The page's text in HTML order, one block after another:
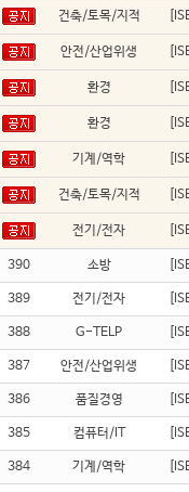
건축/토목/지적
안전/산업위생
환경
환경
기계/역학
건축/토목/지적
전기/전자
390 소방
389 전기/전자
388 G-TELP
387 안전/산업위생
386 품질경영
385 컴퓨터/IT
384 기계/역학